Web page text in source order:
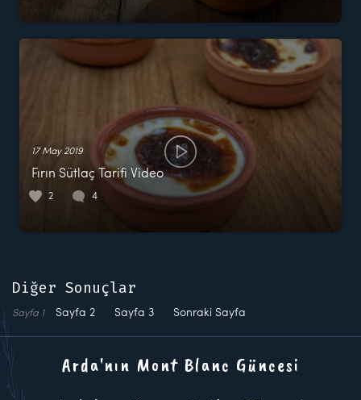
17 May 2019
Fırın Sütlaç Tarifi Video
2 4
Diğer Sonuçlar
Sayfa 1 Sayfa 2 Sayfa 3 Sonraki Sayfa
Arda'nın Mont Blanc Güncesi